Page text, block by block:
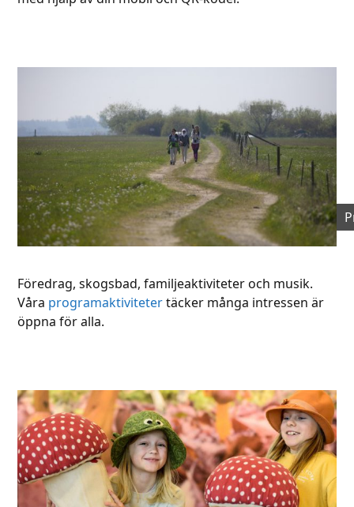
Föredrag, skogsbad, familjeaktiviteter och musik.
Våra programaktivitetertäcker många intressen är
öppna för alla.